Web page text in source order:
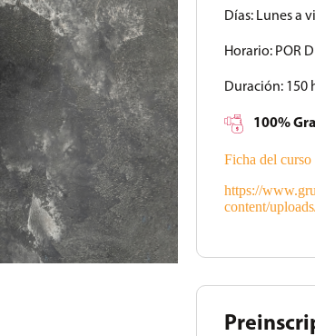
Días: Lunes a
Horario: POR
Duración: 150
100%
Ficha del curso
https://
content/